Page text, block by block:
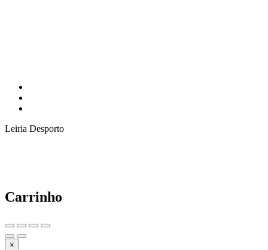
Leiria Desporto
Carrinho
×